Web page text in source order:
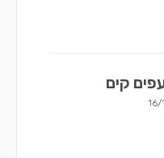
קים